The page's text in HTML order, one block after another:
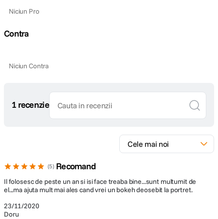
DETALII PRODUCATOR
Cod producator
producator
Niciun Pro
Contra
Niciun Contra
1 recenzie
5 Recomand
23/11/2020
Doru
Il folosesc de peste un an si isi face treaba bine...sunt multumit de
el...ma ajuta mult mai ales cand vrei un bokeh deosebit la portret.